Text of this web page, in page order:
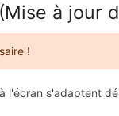
à jour
!
l'écran s'adaptent